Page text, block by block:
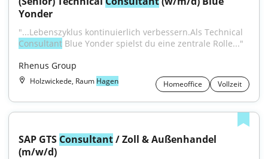
Yonder
Consultant Blue Yonder spielst du eine zentrale Rolle..."
Rhenus Group
Holzwickede, Raum Hagen Homeoffice Vollzeit
SAP GTS Consultant / Zoll & Außenhandel
(m/w/d)